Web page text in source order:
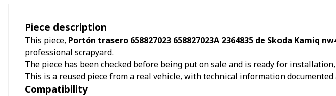
Piece description
This piece, Portón trasero 658827023 658827023A 2364835 de Skoda Kamiq
professional scrapyard.
The piece has been checked before being put on sale and is ready for
This is a reused piece from a real vehicle, with technical information
Compatibility